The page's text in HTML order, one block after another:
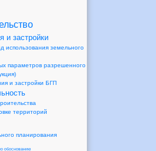
и застройки
использования земельного
параметров разрешенного
и застройки БГП
территорий
планирования
обоснованию